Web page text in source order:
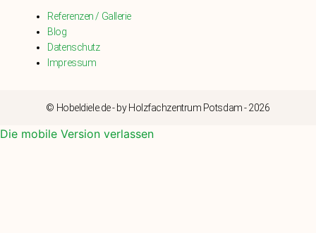
Referenzen / Gallerie
Blog
Datenschutz
Impressum
© Hobeldiele.de - by Holzfachzentrum Potsdam - 2026
Die mobile Version verlassen